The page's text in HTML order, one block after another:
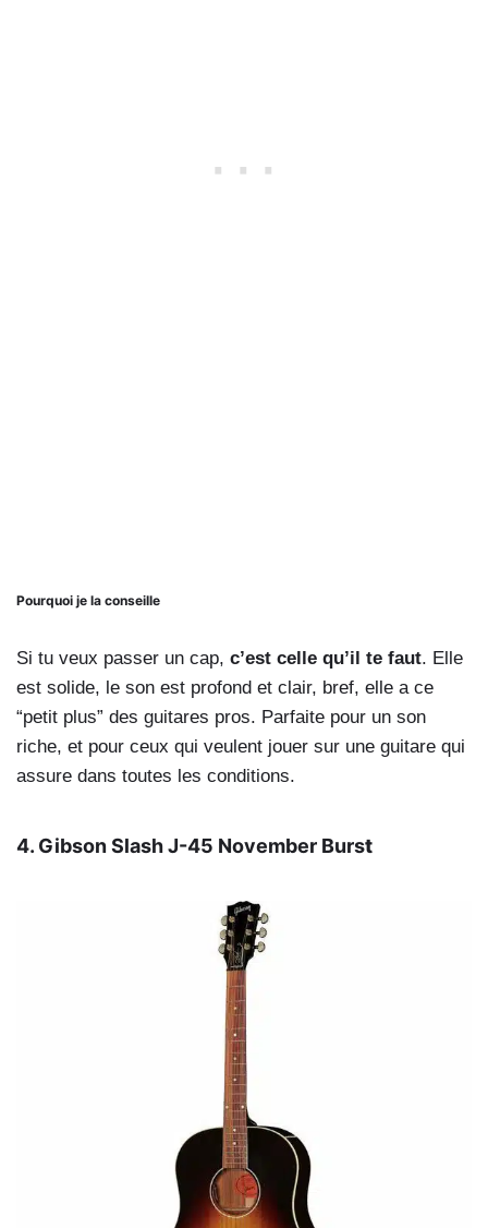
Pourquoi je la conseille
Si tu veux passer un cap, c’est celle qu’il te faut. Elle
est solide, le son est profond et clair, bref, elle a ce
“petit plus” des guitares pros. Parfaite pour un son
riche, et pour ceux qui veulent jouer sur une guitare qui
assure dans toutes les conditions.
4. Gibson Slash J-45 November Burst